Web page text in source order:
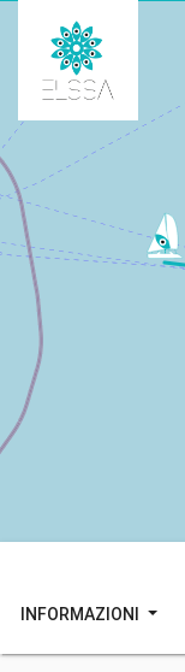
INFORMAZIONI